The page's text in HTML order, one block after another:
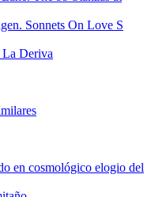
Sonnets On Love S
Deriva
en cosmológico elogio del